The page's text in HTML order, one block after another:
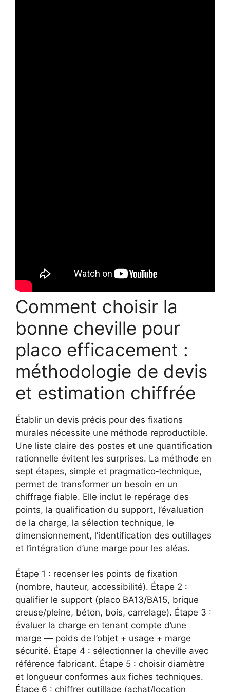
Comment choisir la
bonne cheville pour
placo efficacement :
méthodologie de devis
et estimation chiffrée
Établir un devis précis pour des fixations
murales nécessite une méthode reproductible.
Une liste claire des postes et une quantification
rationnelle évitent les surprises. La méthode en
sept étapes, simple et pragmatico‑technique,
permet de transformer un besoin en un
chiffrage fiable. Elle inclut le repérage des
points, la qualification du support, l’évaluation
de la charge, la sélection technique, le
dimensionnement, l’identification des outillages
et l’intégration d’une marge pour les aléas.
Étape 1 : recenser les points de fixation
(nombre, hauteur, accessibilité). Étape 2 :
qualifier le support (placo BA13/BA15, brique
creuse/pleine, béton, bois, carrelage). Étape 3 :
évaluer la charge en tenant compte d’une
marge — poids de l’objet + usage + marge
sécurité. Étape 4 : sélectionner la cheville avec
référence fabricant. Étape 5 : choisir diamètre
et longueur conformes aux fiches techniques.
Étape 6 : chiffrer outillage (achat/location